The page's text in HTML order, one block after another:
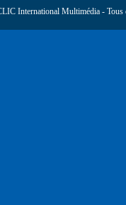
International Multimédia - Tous